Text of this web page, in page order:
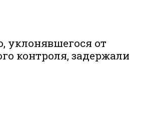
уклонявшегося от
контроля, задержали